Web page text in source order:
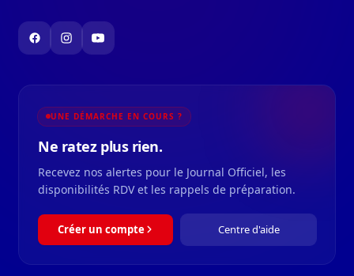
UNE DÉMARCHE EN COURS ?
Ne ratez plus rien.
Recevez nos alertes pour le Journal Officiel, les
disponibilités RDV et les rappels de préparation.
Créer un compte Centre d'aide